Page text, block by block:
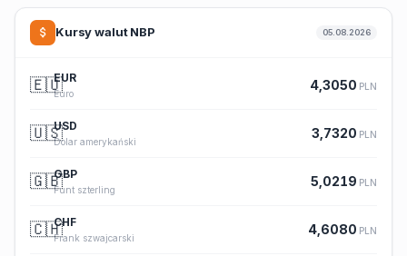
Kursy walut NBP 05.08.2026
🇪🇺EUR
Euro
4,3050 PLN
🇺🇸USD
Dolar amerykański
3,7320 PLN
🇬🇧GBP
Funt szterling
5,0219 PLN
🇨🇭CHF
Frank szwajcarski
4,6080 PLN